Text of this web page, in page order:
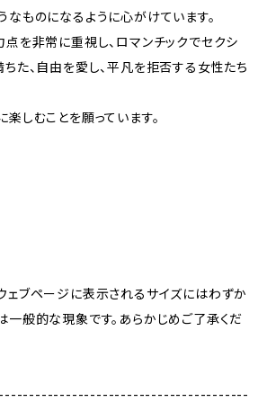
ものになるように心がけています。
を非常に重視し、ロマンチックでセクシ
た、自由を愛し、平凡を拒否する女性たち
しむことを願っています。
ェブページに表示されるサイズにはわずか
一般的な現象です。あらかじめご了承くだ